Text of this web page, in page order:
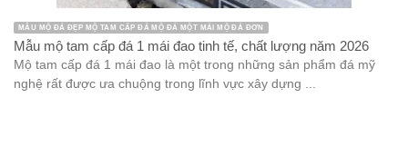
MẪU MỘ ĐÁ ĐẸP MỘ TAM CẤP ĐÁ MỘ ĐÁ MỘT MÁI MỘ ĐÁ ĐƠN
Mẫu mộ tam cấp đá 1 mái đao tinh tế, chất lượng năm 2026
Mộ tam cấp đá 1 mái đao là một trong những sản phẩm đá mỹ
nghệ rất được ưa chuộng trong lĩnh vực xây dựng ...